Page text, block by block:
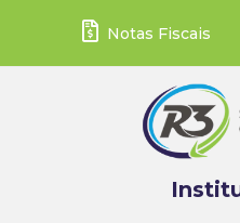
Notas Fiscais